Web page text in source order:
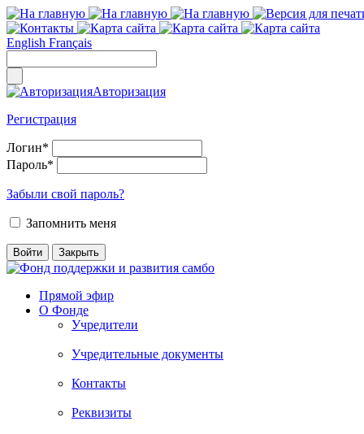
English Français
Авторизация
Регистрация
Логин*
Пароль*
Забыли свой пароль?
Запомнить меня
Прямой эфир
О Фонде
Учредители
Учредительные документы
Контакты
Реквизиты